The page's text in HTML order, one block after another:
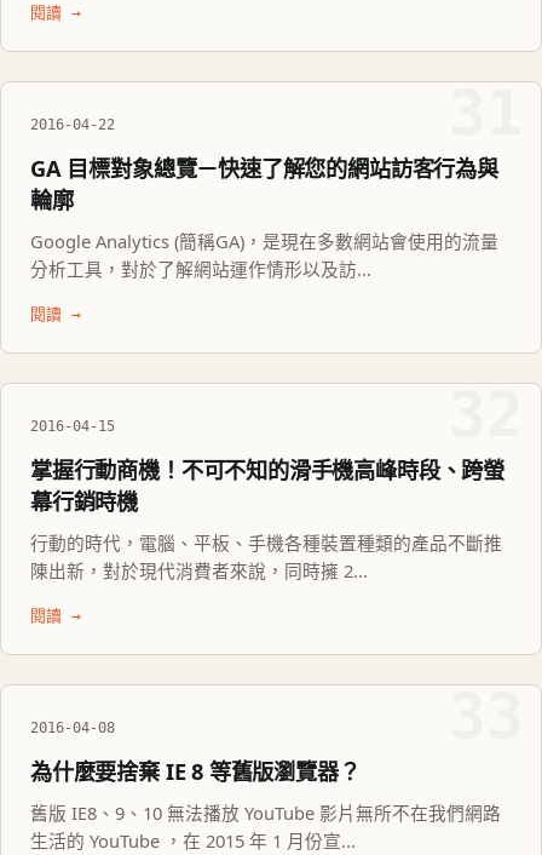
閱讀 →
2016-04-22
GA 目標對象總覽－快速了解您的網站訪客行為與
輪廓
Google Analytics (簡稱GA)，是現在多數網站會使用的流量
分析工具，對於了解網站運作情形以及訪...
閱讀 →
2016-04-15
掌握行動商機！不可不知的滑手機高峰時段、跨螢
幕行銷時機
行動的時代，電腦、平板、手機各種裝置種類的產品不斷推
陳出新，對於現代消費者來說，同時擁 2...
閱讀 →
2016-04-08
為什麼要捨棄 IE 8 等舊版瀏覽器？
舊版 IE8、9、10 無法播放 YouTube 影片無所不在我們網路
生活的 YouTube ，在 2015 年 1 月份宣...